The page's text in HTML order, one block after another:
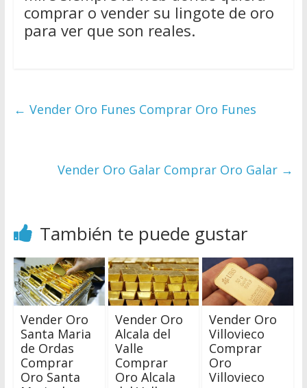
comprar o vender su lingote de oro
para ver que son reales.
← Vender Oro Funes Comprar Oro Funes
Vender Oro Galar Comprar Oro Galar →
También te puede gustar
Vender Oro
Santa Maria
de Ordas
Comprar
Oro Santa
Vender Oro
Alcala del
Valle
Comprar
Oro Alcala
Vender Oro
Villovieco
Comprar
Oro
Villovieco